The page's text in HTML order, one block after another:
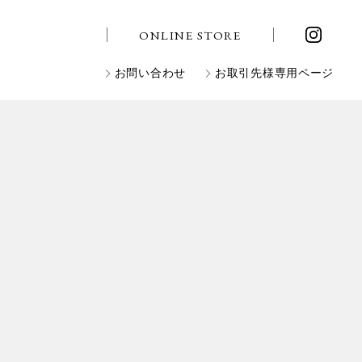
ONLINE STORE
お問い合わせ お取引先様専用ページ